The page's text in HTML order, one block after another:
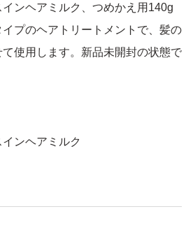
ンヘアミルク、つめかえ用140g
プのヘアトリートメントで、髪の
使用します。新品未開封の状態で
インヘアミルク